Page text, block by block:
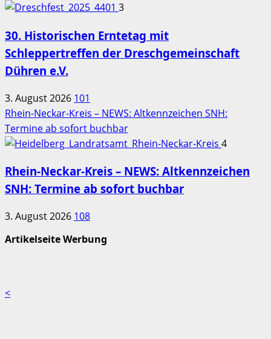
3
30. Historischen Erntetag mit
Schleppertreffen der Dreschgemeinschaft
Dühren e.V.
3. August 2026 101
Rhein-Neckar-Kreis – NEWS: Altkennzeichen SNH:
Termine ab sofort buchbar
4
Rhein-Neckar-Kreis – NEWS: Altkennzeichen
SNH: Termine ab sofort buchbar
3. August 2026 108
Artikelseite Werbung
<